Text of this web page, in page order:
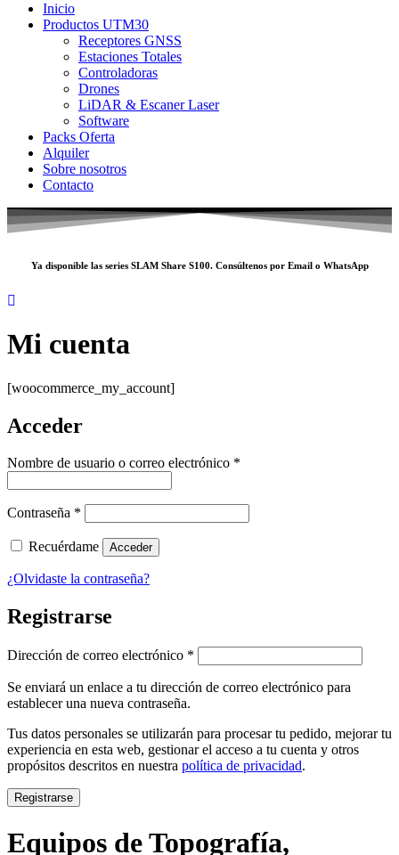
Inicio
Productos UTM30
Receptores GNSS
Estaciones Totales
Controladoras
Drones
LiDAR & Escaner Laser
Software
Packs Oferta
Alquiler
Sobre nosotros
Contacto
Ya disponible las series SLAM Share S100. Consúltenos por Emailo WhatsApp
Mi cuenta
[woocommerce_my_account]
Acceder
Nombre de usuario o correo electrónico *
Contraseña *
Recuérdame Acceder
¿Olvidaste la contraseña?
Registrarse
Dirección de correo electrónico *
Se enviará un enlace a tu dirección de correo electrónico para
establecer una nueva contraseña.
Tus datos personales se utilizarán para procesar tu pedido, mejorar tu
experiencia en esta web, gestionar el acceso a tu cuenta y otros
propósitos descritos en nuestra política de privacidad.
Registrarse
Equipos de Topografía,